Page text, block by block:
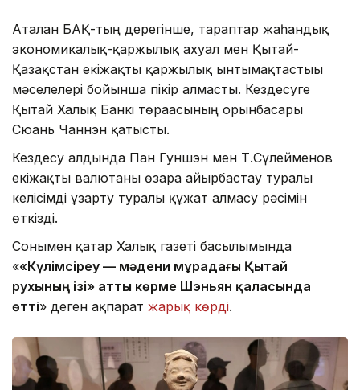
Аталған БАҚ-тың дерегінше, тараптар жаһандық
экономикалық-қаржылық ахуал мен Қытай-
Қазақстан екіжақты қаржылық ынтымақтастығы
мәселелері бойынша пікір алмасты. Кездесуге
Қытай Халық Банкі төрағасының орынбасары
Сюань Чаннэн қатысты.
Кездесу алдында Пан Гуншэн мен Т.Сүлейменов
екіжақты валютаны өзара айырбастау туралы
келісімді ұзарту туралы құжат алмасу рәсімін
өткізді.
Сонымен қатар Халық газеті басылымында
««Күлімсіреу — мәдени мұрадағы Қытай
рухының ізі» атты көрме Шэньян қаласында
өтті» деген ақпарат жарық көрді.